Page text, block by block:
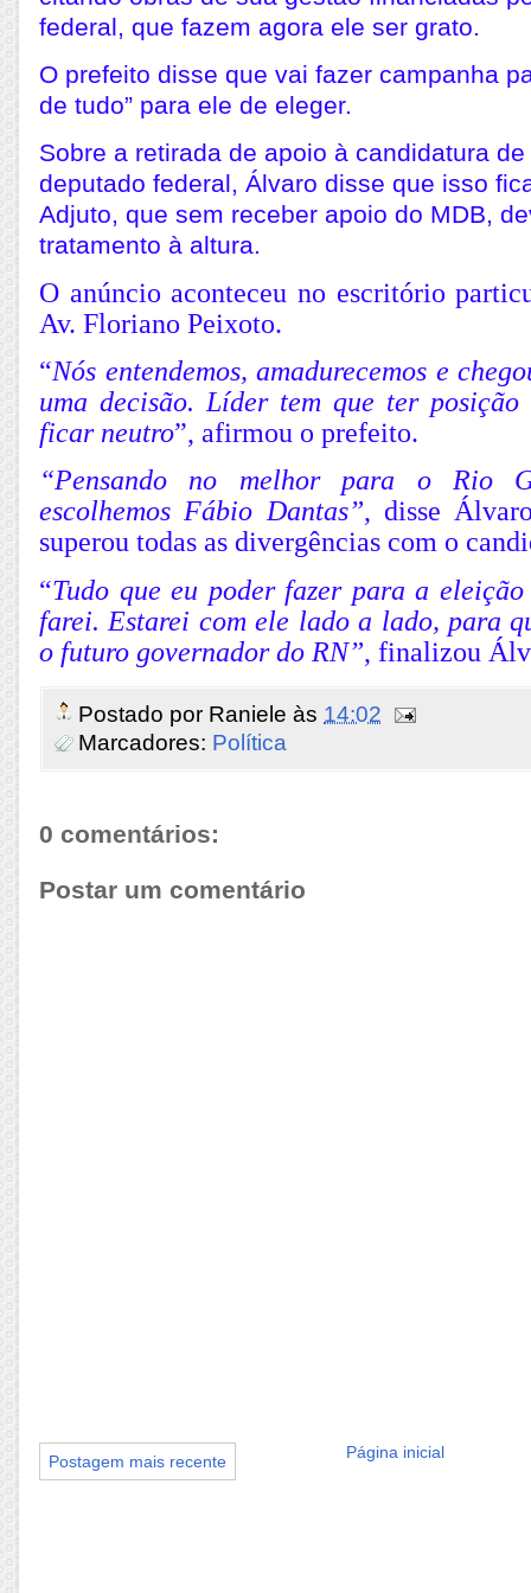
federal, que fazem agora ele ser grato.
O prefeito disse que vai fazer campanha
de tudo” para ele de eleger.
Sobre a retirada de apoio à candidatura
deputado federal, Álvaro disse que isso
Adjuto, que sem receber apoio do MDB,
tratamento à altura.
O anúncio aconteceu no escritório
Av. Floriano Peixoto.
“Nós entendemos, amadurecemos e
uma decisão. Líder tem que ter
ficar neutro”, afirmou o prefeito.
“Pensando no melhor para o Rio
escolhemos Fábio Dantas”, disse
superou todas as divergências com o
“Tudo que eu poder fazer para a
farei. Estarei com ele lado a lado, para
o futuro governador do RN”, finalizou
Postado por Raniele às 14:02
Marcadores: Política
0 comentários:
Postar um comentário
Postagem mais recente Página inicial